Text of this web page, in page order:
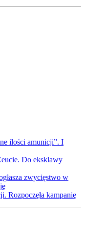
ilości amunicji”. I
Do eksklawy
zwycięstwo w
Rozpoczęła kampanię